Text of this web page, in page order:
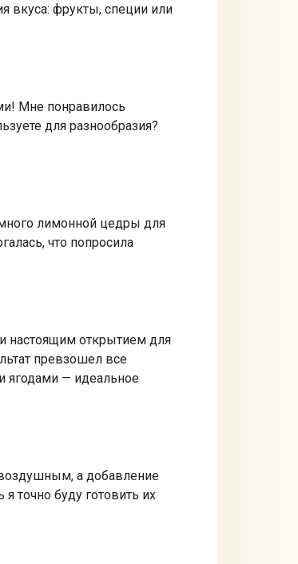
вкуса: фрукты, специи или
Мне понравилось
для разнообразия?
лимонной цедры для
что попросила
настоящим открытием для
превзошел все
— идеальное
а добавление
точно буду готовить их